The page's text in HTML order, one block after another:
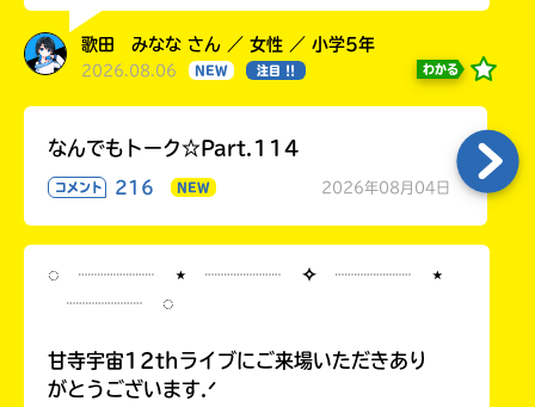
歌田 みなな さん ／ 女性 ／ 小学5年
2026.08.06 NEW 注目 !! わかる
なんでもトーク☆Part.114
コメント 216 NEW 2026年08月04日
◌ ┈┈┈┈ ⋆ ┈┈┈┈ ✧ ┈┈┈┈ ⋆
┈┈┈┈ ◌
甘寺宇宙12thライブにご来場いただきあり
がとうございます.ᐟ